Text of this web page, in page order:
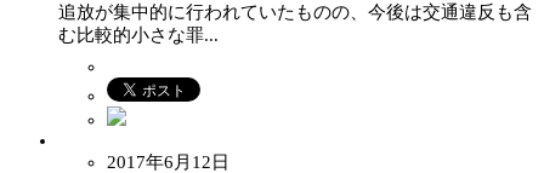
追放が集中的に行われていたものの、今後は交通違反も含
む比較的小さな罪...
2017年6月12日